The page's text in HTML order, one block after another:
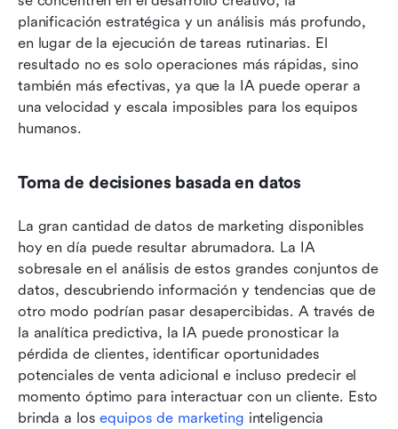
planificación estratégica y un análisis más profundo,
en lugar de la ejecución de tareas rutinarias. El
resultado no es solo operaciones más rápidas, sino
también más efectivas, ya que la IA puede operar a
una velocidad y escala imposibles para los equipos
humanos.
Toma de decisiones basada en datos
La gran cantidad de datos de marketing disponibles
hoy en día puede resultar abrumadora. La IA
sobresale en el análisis de estos grandes conjuntos de
datos, descubriendo información y tendencias que de
otro modo podrían pasar desapercibidas. A través de
la analítica predictiva, la IA puede pronosticar la
pérdida de clientes, identificar oportunidades
potenciales de venta adicional e incluso predecir el
momento óptimo para interactuar con un cliente. Esto
brinda a los equipos de marketing inteligencia